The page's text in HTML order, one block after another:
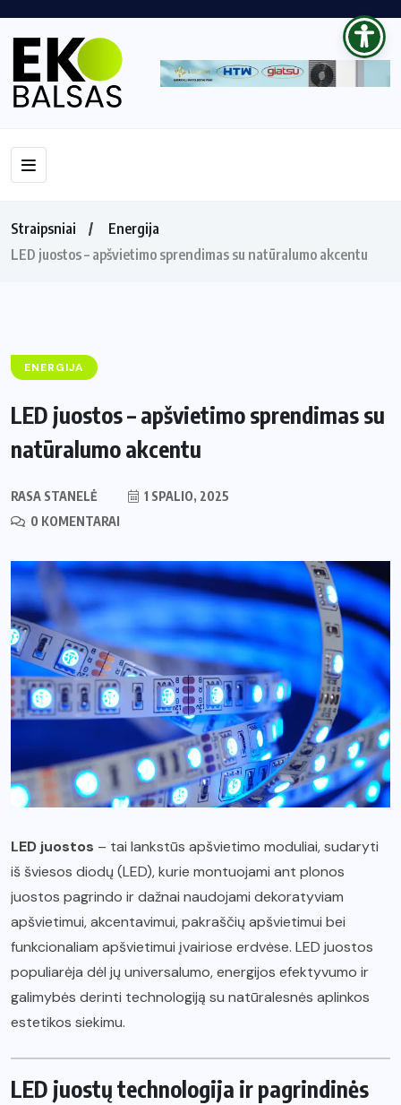
Straipsniai
Energija
LED juostos – apšvietimo sprendimas su natūralumo akcentu
ENERGIJA
LED juostos – apšvietimo sprendimas su
natūralumo akcentu
RASA STANELĖ
1 SPALIO, 2025
0 KOMENTARAI
LED juostos – tai lankstūs apšvietimo moduliai, sudaryti
iš šviesos diodų (LED), kurie montuojami ant plonos
juostos pagrindo ir dažnai naudojami dekoratyviam
apšvietimui, akcentavimui, pakraščių apšvietimui bei
funkcionaliam apšvietimui įvairiose erdvėse. LED juostos
populiarėja dėl jų universalumo, energijos efektyvumo ir
galimybės derinti technologiją su natūralesnės aplinkos
estetikos siekimu.
LED juostų technologija ir pagrindinės